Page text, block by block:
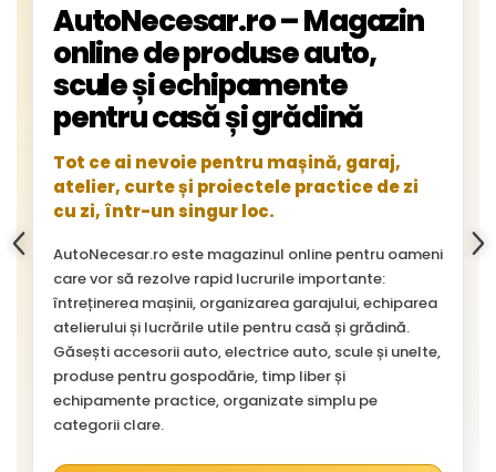
AutoNecesar.ro – Magazin
online de produse auto,
scule și echipamente
pentru casă și grădină
Tot ce ai nevoie pentru mașină, garaj,
atelier, curte și proiectele practice de zi
cu zi, într-un singur loc.
AutoNecesar.ro este magazinul online pentru oameni
care vor să rezolve rapid lucrurile importante:
întreținerea mașinii, organizarea garajului, echiparea
atelierului și lucrările utile pentru casă și grădină.
Găsești accesorii auto, electrice auto, scule și unelte,
produse pentru gospodărie, timp liber și
echipamente practice, organizate simplu pe
categorii clare.